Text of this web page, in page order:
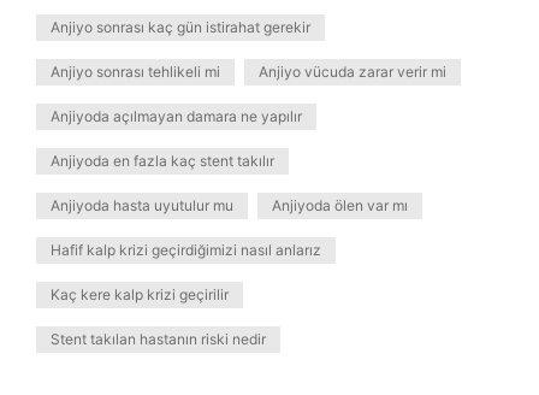
Anjiyo sonrası kaç gün istirahat gerekir
Anjiyo sonrası tehlikeli mi Anjiyo vücuda zarar verir mi
Anjiyoda açılmayan damara ne yapılır
Anjiyoda en fazla kaç stent takılır
Anjiyoda hasta uyutulur mu Anjiyoda ölen var mı
Hafif kalp krizi geçirdiğimizi nasıl anlarız
Kaç kere kalp krizi geçirilir
Stent takılan hastanın riski nedir